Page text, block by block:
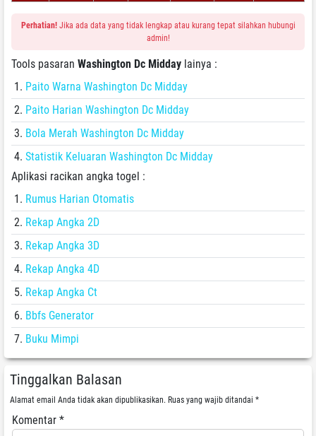
Perhatian!Jika ada data yang tidak lengkap atau kurang tepat silahkan hubungi
admin!
Tools pasaran Washington Dc Midday lainya :
Paito Warna Washington Dc Midday
Paito Harian Washington Dc Midday
Bola Merah Washington Dc Midday
Statistik Keluaran Washington Dc Midday
Aplikasi racikan angka togel :
Rumus Harian Otomatis
Rekap Angka 2D
Rekap Angka 3D
Rekap Angka 4D
Rekap Angka Ct
Bbfs Generator
Buku Mimpi
Tinggalkan Balasan
Alamat email Anda tidak akan dipublikasikan. Ruas yang wajib ditandai *
Komentar *